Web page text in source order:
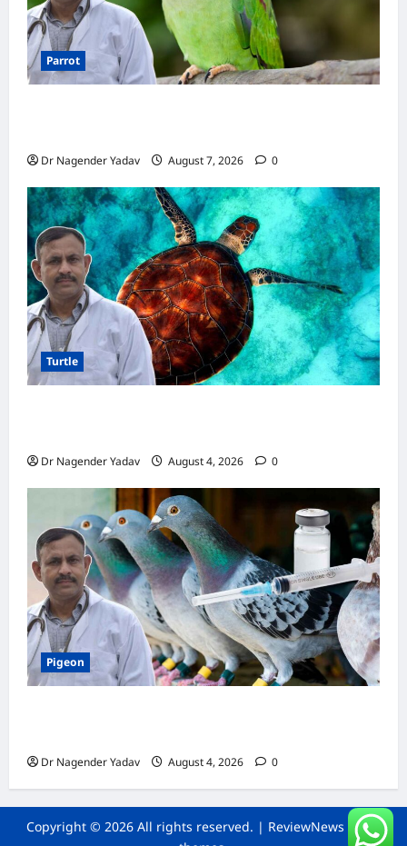
Parrot
Dr Nagender Yadav August 7, 2026 0
Turtle
Dr Nagender Yadav August 4, 2026 0
Pigeon
Dr Nagender Yadav August 4, 2026 0
Copyright © 2026 All rights reserved. | ReviewNews by AF